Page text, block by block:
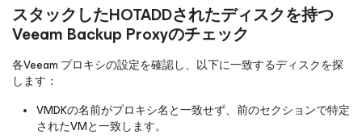
スタックしたHOTADDされたディスクを持つ
Veeam Backup Proxyのチェック
各Veeam プロキシの設定を確認し、以下に一致するディスクを探
します：
VMDKの名前がプロキシ名と一致せず、前のセクションで特定
されたVMと一致します。